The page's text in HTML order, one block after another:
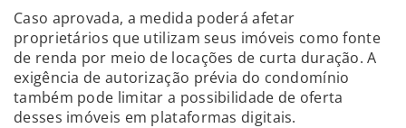
Caso aprovada, a medida poderá afetar
proprietários que utilizam seus imóveis como fonte
de renda por meio de locações de curta duração. A
exigência de autorização prévia do condomínio
também pode limitar a possibilidade de oferta
desses imóveis em plataformas digitais.